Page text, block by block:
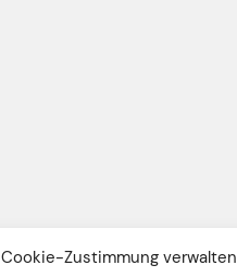
Cookie-Zustimmung verwalten